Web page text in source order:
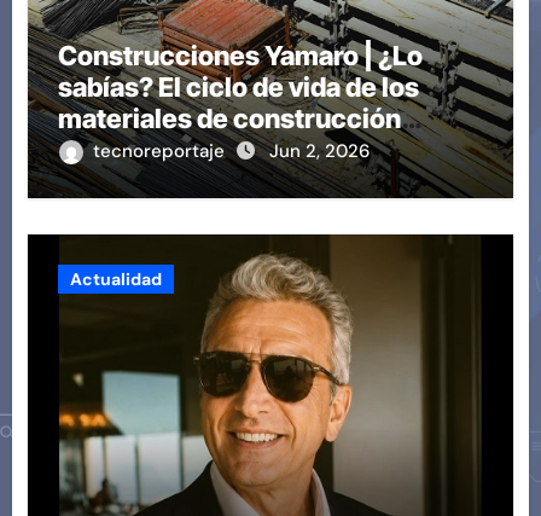
Construcciones Yamaro | ¿Lo
sabías? El ciclo de vida de los
materiales de construcción
revoluciona eficiencia en
proyectos modernos
tecnoreportaje Jun 2, 2026
Actualidad